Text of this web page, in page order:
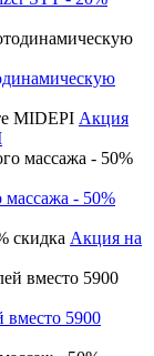
Акция
- 50%
Акция на
вместо 5900